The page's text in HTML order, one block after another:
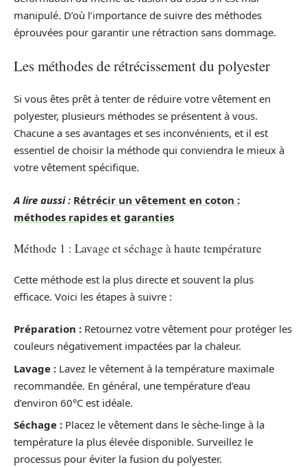
manipulé. D’où l’importance de suivre des méthodes
éprouvées pour garantir une rétraction sans dommage.
Les méthodes de rétrécissement du polyester
Si vous êtes prêt à tenter de réduire votre vêtement en
polyester, plusieurs méthodes se présentent à vous.
Chacune a ses avantages et ses inconvénients, et il est
essentiel de choisir la méthode qui conviendra le mieux à
votre vêtement spécifique.
A lire aussi : Rétrécir un vêtement en coton :
méthodes rapides et garanties
Méthode 1 : Lavage et séchage à haute température
Cette méthode est la plus directe et souvent la plus
efficace. Voici les étapes à suivre :
Préparation : Retournez votre vêtement pour protéger les
couleurs négativement impactées par la chaleur.
Lavage : Lavez le vêtement à la température maximale
recommandée. En général, une température d’eau
d’environ 60°C est idéale.
Séchage : Placez le vêtement dans le sèche-linge à la
température la plus élevée disponible. Surveillez le
processus pour éviter la fusion du polyester.